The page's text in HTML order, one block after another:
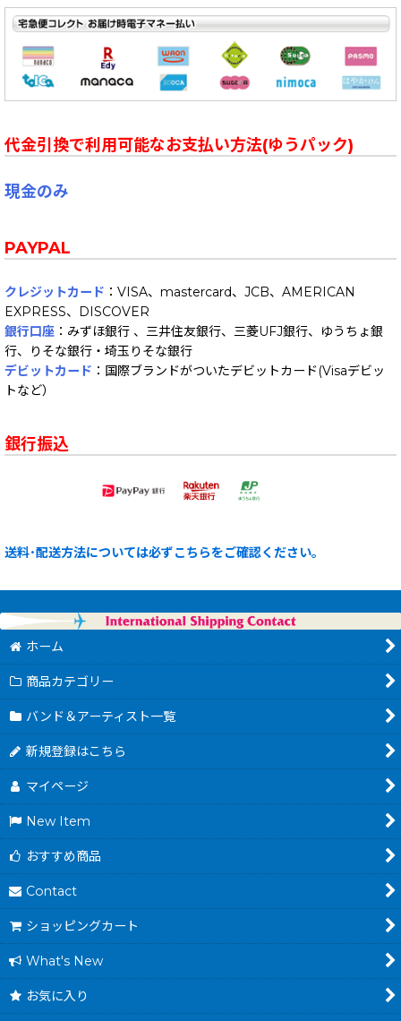
代金引換で利用可能なお支払い方法(ゆうパック)
現金のみ
PAYPAL
クレジットカード ：VISA、mastercard、JCB、AMERICAN
EXPRESS、DISCOVER
銀行口座 ：みずほ銀行 、三井住友銀行、三菱UFJ銀行、ゆうちょ銀
行、りそな銀行・埼玉りそな銀行
デビットカード ：国際ブランドがついたデビットカード(Visaデビッ
トなど）
銀行振込
送料･配送方法については必ずこちらをご確認ください。
ホーム
商品カテゴリー
バンド＆アーティスト一覧
新規登録はこちら
マイページ
New Item
おすすめ商品
Contact
ショッピングカート
What's New
お気に入り